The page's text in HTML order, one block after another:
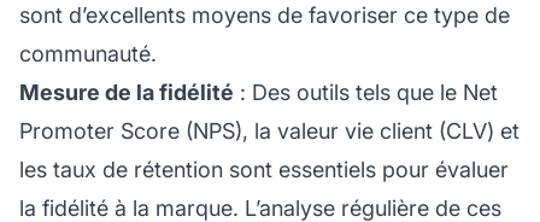
sont d’excellents moyens de favoriser ce type de
communauté.
Mesure de la fidélité : Des outils tels que le Net
Promoter Score (NPS), la valeur vie client (CLV) et
les taux de rétention sont essentiels pour évaluer
la fidélité à la marque. L’analyse régulière de ces